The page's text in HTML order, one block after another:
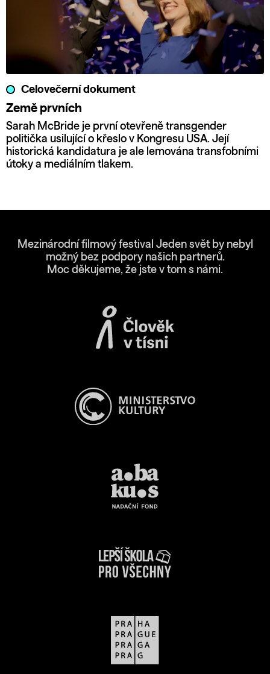
Celovečerní dokument
Země prvních
Sarah McBride je první otevřeně transgender
politička usilující o křeslo v Kongresu USA. Její
historická kandidatura je ale lemována transfobními
útoky a mediálním tlakem.
Mezinárodní filmový festival Jeden svět by nebyl
možný bez podpory našich partnerů.
Moc děkujeme, že jste v tom s námi.